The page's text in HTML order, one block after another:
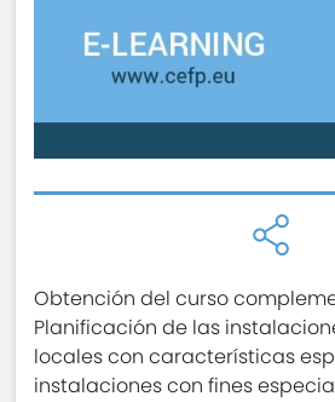
Obtención del curso
Planificación de las
locales con características
instalaciones con fines